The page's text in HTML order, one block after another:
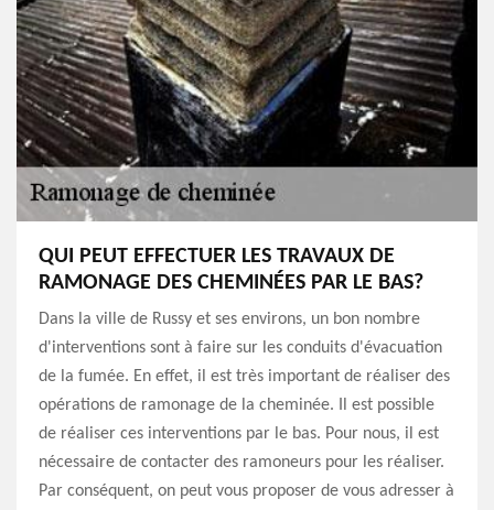
QUI PEUT EFFECTUER LES TRAVAUX DE
RAMONAGE DES CHEMINÉES PAR LE BAS?
Dans la ville de Russy et ses environs, un bon nombre
d'interventions sont à faire sur les conduits d'évacuation
de la fumée. En effet, il est très important de réaliser des
opérations de ramonage de la cheminée. Il est possible
de réaliser ces interventions par le bas. Pour nous, il est
nécessaire de contacter des ramoneurs pour les réaliser.
Par conséquent, on peut vous proposer de vous adresser à